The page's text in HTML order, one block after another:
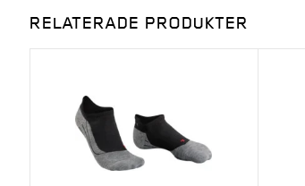
RELATERADE PRODUKTER